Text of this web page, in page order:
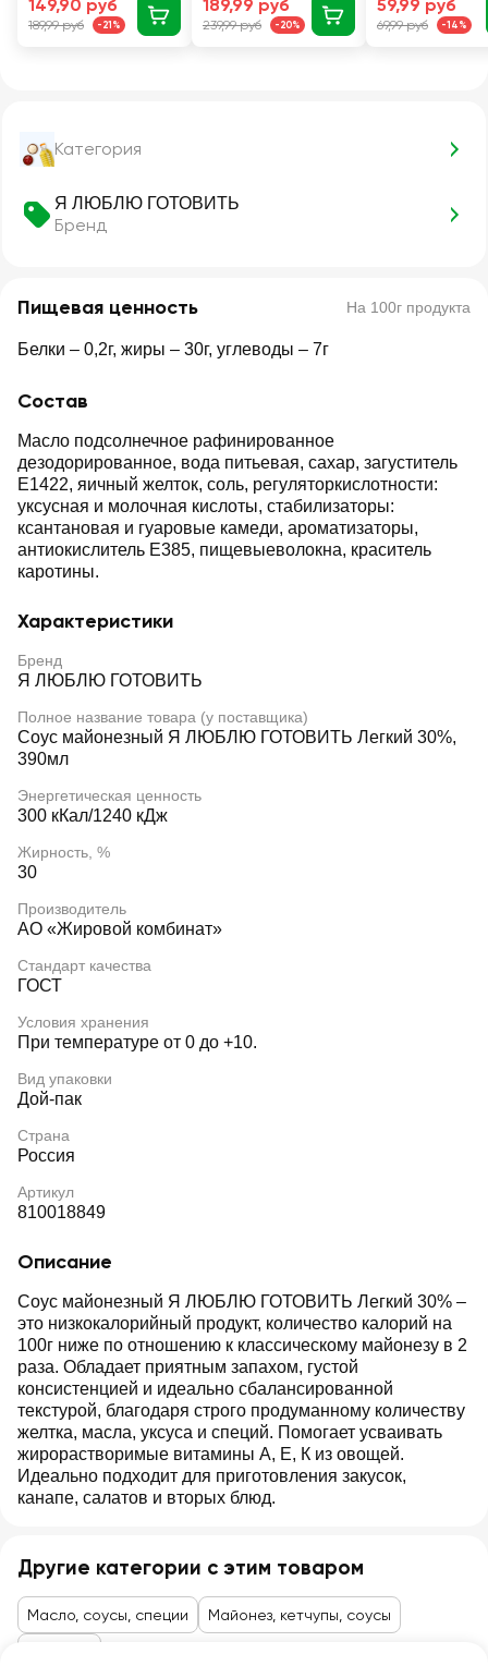
Категория
Я ЛЮБЛЮ ГОТОВИТЬ
Бренд
Пищевая ценность На 100г продукта
Белки – 0,2г, жиры – 30г, углеводы – 7г
Состав
Масло подсолнечное рафинированное
дезодорированное, вода питьевая, сахар, загуститель
Е1422, яичный желток, соль, регуляторкислотности:
уксусная и молочная кислоты, стабилизаторы:
ксантановая и гуаровые камеди, ароматизаторы,
антиокислитель Е385, пищевыеволокна, краситель
каротины.
Характеристики
Бренд
Я ЛЮБЛЮ ГОТОВИТЬ
Полное название товара (у поставщика)
Соус майонезный Я ЛЮБЛЮ ГОТОВИТЬ Легкий 30%,
390мл
Энергетическая ценность
300 кКал/1240 кДж
Жирность, %
30
Производитель
АО «Жировой комбинат»
Стандарт качества
ГОСТ
Условия хранения
При температуре от 0 до +10.
Вид упаковки
Дой-пак
Страна
Россия
Артикул
810018849
Описание
Соус майонезный Я ЛЮБЛЮ ГОТОВИТЬ Легкий 30% –
это низкокалорийный продукт, количество калорий на
100г ниже по отношению к классическому майонезу в 2
раза. Обладает приятным запахом, густой
консистенцией и идеально сбалансированной
текстурой, благодаря строго продуманному количеству
желтка, масла, уксуса и специй. Помогает усваивать
жирорастворимые витамины А, Е, К из овощей.
Идеально подходит для приготовления закусок,
канапе, салатов и вторых блюд.
149,90 руб
189,99 руб -21%
189,99 руб
239,99 руб -20%
59,99 руб
69,99 руб -14%
Другие категории с этим товаром
Масло, соусы, специи Майонез, кетчупы, соусы